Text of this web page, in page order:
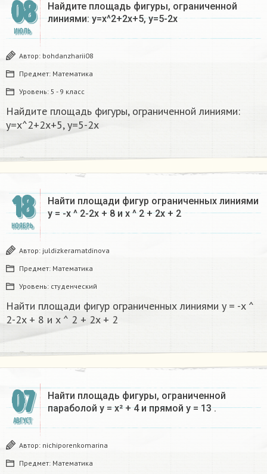
08
ИЮЛЬ
Найдите площадь фигуры, ограниченной
линиями: y=x^2+2x+5, y=5-2x
Автор: bohdanzharii08
Предмет: Математика
Уровень: 5 - 9 класс
Найдите площадь фигуры, ограниченной линиями:
y=x^2+2x+5, y=5-2x
18
НОЯБРЬ
Найти площади фигур ограниченных линиями
y = -x ^ 2-2x + 8 и x ^ 2 + 2x + 2
Автор: juldizkeramatdinova
Предмет: Математика
Уровень: студенческий
Найти площади фигур ограниченных линиями y = -x ^
2-2x + 8 и x ^ 2 + 2x + 2
07
АВГУСТ
Найти площадь фигуры, ограниченной
параболой y = x² + 4 и прямой y = 13 .
Автор: nichiporenkomarina
Предмет: Математика